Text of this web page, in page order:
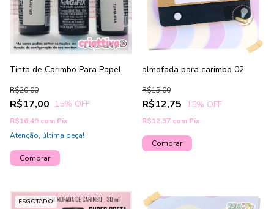
Tinta de Carimbo Para Papel
R$17,00
R$20,00
15% OFF
R$16,49 com Pix
Atenção, última peça!
Comprar
almofada para carimbo 02
R$12,75
R$15,00
15% OFF
R$12,37 com Pix
Comprar
ESGOTADO